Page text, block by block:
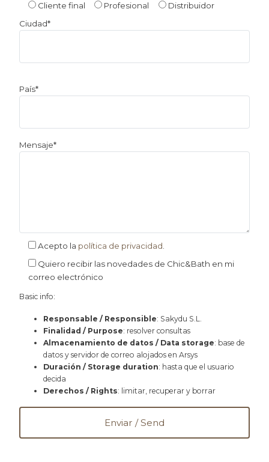
Cliente final
Profesional
Distribuidor
Ciudad*
País*
Mensaje*
Acepto la política de privacidad
Quiero recibir las novedades de Chic&Bath en mi
correo electrónico
Basic info:
Responsable / Responsible: Sakydu S.L.
Finalidad / Purpose: resolver consultas
Almacenamiento de datos / Data storage: base de
datos y servidor de correo alojados en Arsys
Duración / Storage duration: hasta que el usuario
decida
Derechos / Rights: limitar, recuperar y borrar